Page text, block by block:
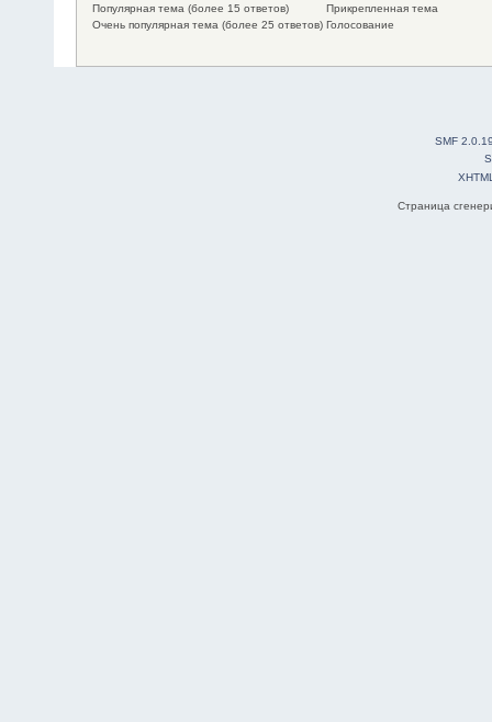
Популярная тема (более 15 ответов)
Очень популярная тема (более 25 ответов)
Прикрепленная тема
Голосование
SMF
Страница